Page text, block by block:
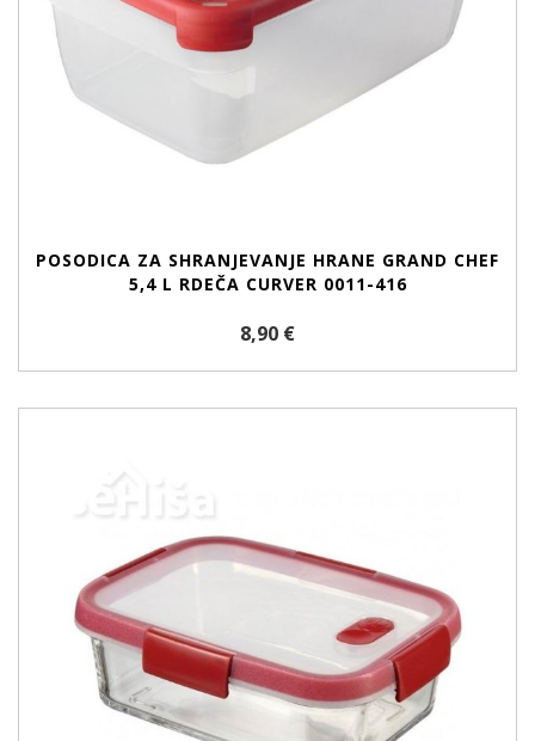
POSODICA ZA SHRANJEVANJE HRANE GRAND CHEF
5,4 L RDEČA CURVER 0011-416
8,90 €